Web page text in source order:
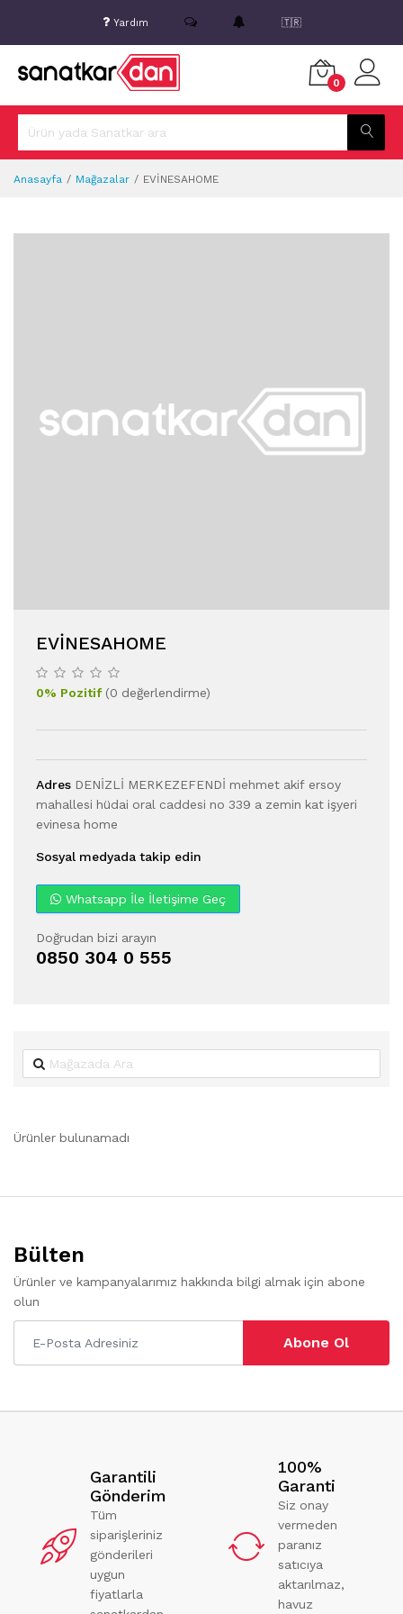
Yardım 🇹🇷
0
Anasayfa Mağazalar EVİNESAHOME
EVİNESAHOME
0% Pozitif(0 değerlendirme)
Adres DENİZLİ MERKEZEFENDİ mehmet akif ersoy
mahallesi hüdai oral caddesi no 339 a zemin kat işyeri
evinesa home
Sosyal medyada takip edin
Whatsapp İle İletişime Geç
Doğrudan bizi arayın
0850 304 0 555
Ürünler bulunamadı
Bülten
Ürünler ve kampanyalarımız hakkında bilgi almak için abone
olun
Abone Ol
Garantili
Gönderim
Tüm
siparişleriniz
gönderileri
uygun
fiyatlarla
100%
Garanti
Siz onay
vermeden
paranız
satıcıya
aktarılmaz,
havuz